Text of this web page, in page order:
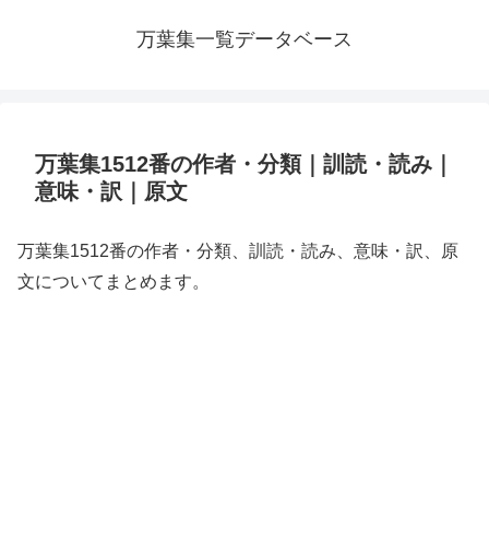
万葉集一覧データベース
万葉集1512番の作者・分類｜訓読・読み｜
意味・訳｜原文
万葉集1512番の作者・分類、訓読・読み、意味・訳、原
文についてまとめます。